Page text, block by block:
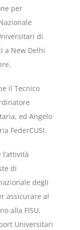
per
di
a New Delhi
il Tecnico
ed Angelo
FederCUSI.
di
degli
assicurare al
alla FISU,
Universitari